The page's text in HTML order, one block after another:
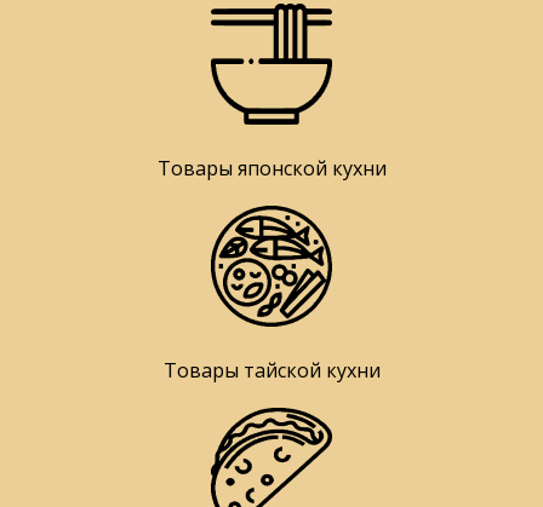
Товары японской кухни
Товары тайской кухни